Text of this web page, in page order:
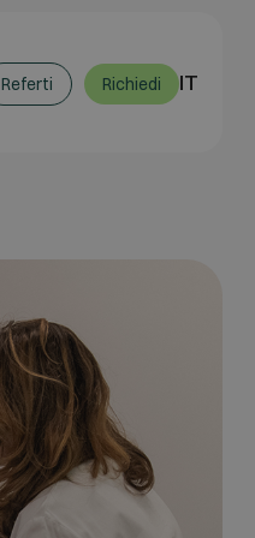
Referti Richiedi IT